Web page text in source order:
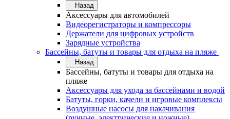
Назад
Аксессуары для автомобилей
Видеорегистраторы и компрессоры
Держатели для цифровых устройств
Зарядные устройства
Бассейны, батуты и товары для отдыха на пляже
Назад
Бассейны, батуты и товары для отдыха на
пляже
Аксессуары для ухода за бассейнами и водой
Батуты, горки, качели и игровые комплексы
Воздушные насосы для накачивания